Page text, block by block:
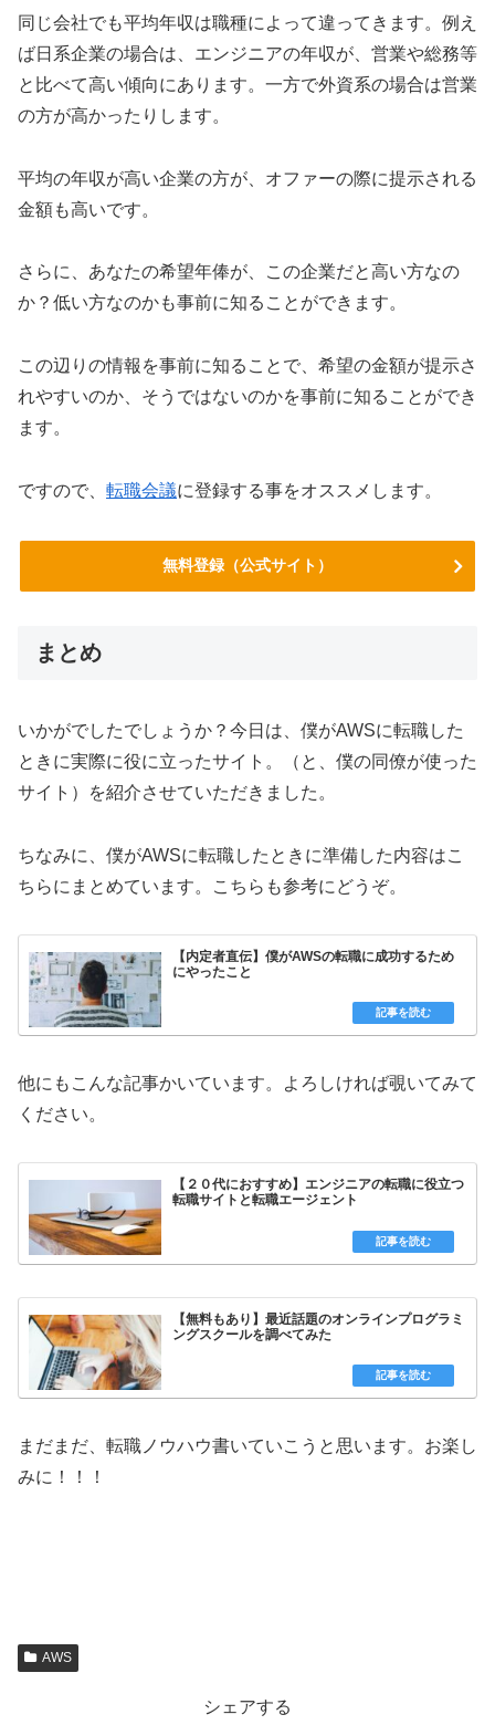
同じ会社でも平均年収は職種によって違ってきます。例え
ば日系企業の場合は、エンジニアの年収が、営業や総務等
と比べて高い傾向にあります。一方で外資系の場合は営業
の方が高かったりします。
平均の年収が高い企業の方が、オファーの際に提示される
金額も高いです。
さらに、あなたの希望年俸が、この企業だと高い方なの
か？低い方なのかも事前に知ることができます。
この辺りの情報を事前に知ることで、希望の金額が提示さ
れやすいのか、そうではないのかを事前に知ることができ
ます。
ですので、 転職会議に登録する事をオススメします。
無料登録（公式サイト）
まとめ
いかがでしたでしょうか？今日は、僕がAWSに転職した
ときに実際に役に立ったサイト。（と、僕の同僚が使った
サイト）を紹介させていただきました。
ちなみに、僕がAWSに転職したときに準備した内容はこ
ちらにまとめています。こちらも参考にどうぞ。
【内定者直伝】僕がAWSの転職に成功するため
にやったこと
他にもこんな記事かいています。よろしければ覗いてみて
ください。
【２０代におすすめ】エンジニアの転職に役立つ
転職サイトと転職エージェント
【無料もあり】最近話題のオンラインプログラミ
ングスクールを調べてみた
まだまだ、転職ノウハウ書いていこうと思います。お楽し
みに！！！
AWS
シェアする